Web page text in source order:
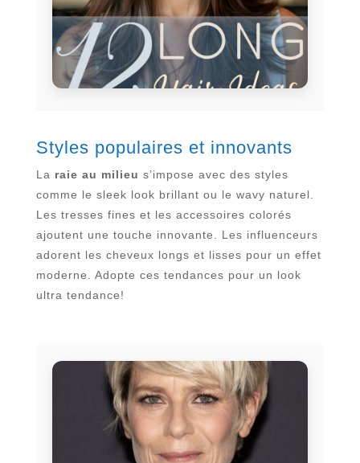
Styles populaires et innovants
La raie au milieu s’impose avec des styles
comme le sleek look brillant ou le wavy naturel.
Les tresses fines et les accessoires colorés
ajoutent une touche innovante. Les influenceurs
adorent les cheveux longs et lisses pour un effet
moderne. Adopte ces tendances pour un look
ultra tendance!